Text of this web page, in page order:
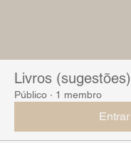
Livros (sugestões)
Público · 1 membro
Entrar